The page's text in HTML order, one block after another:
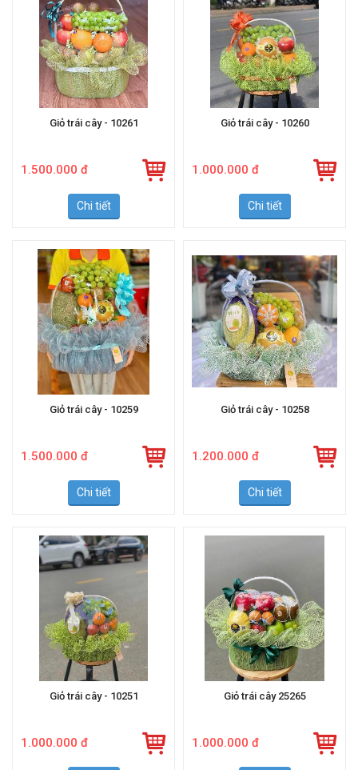
Giỏ trái cây - 10261
1.500.000 đ
Chi tiết
Giỏ trái cây - 10260
1.000.000 đ
Chi tiết
Giỏ trái cây - 10259
1.500.000 đ
Chi tiết
Giỏ trái cây - 10258
1.200.000 đ
Chi tiết
Giỏ trái cây - 10251
1.000.000 đ
Giỏ trái cây 25265
1.000.000 đ